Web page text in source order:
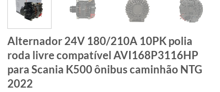
Alternador 24V 180/210A 10PK polia
roda livre compatível AVI168P3116HP
para Scania K500 ônibus caminhão NTG
2022